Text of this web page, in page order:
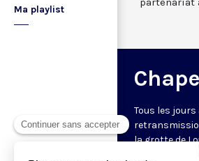
Ma playlist
Tous les
la grotte de
Sanctuaires.